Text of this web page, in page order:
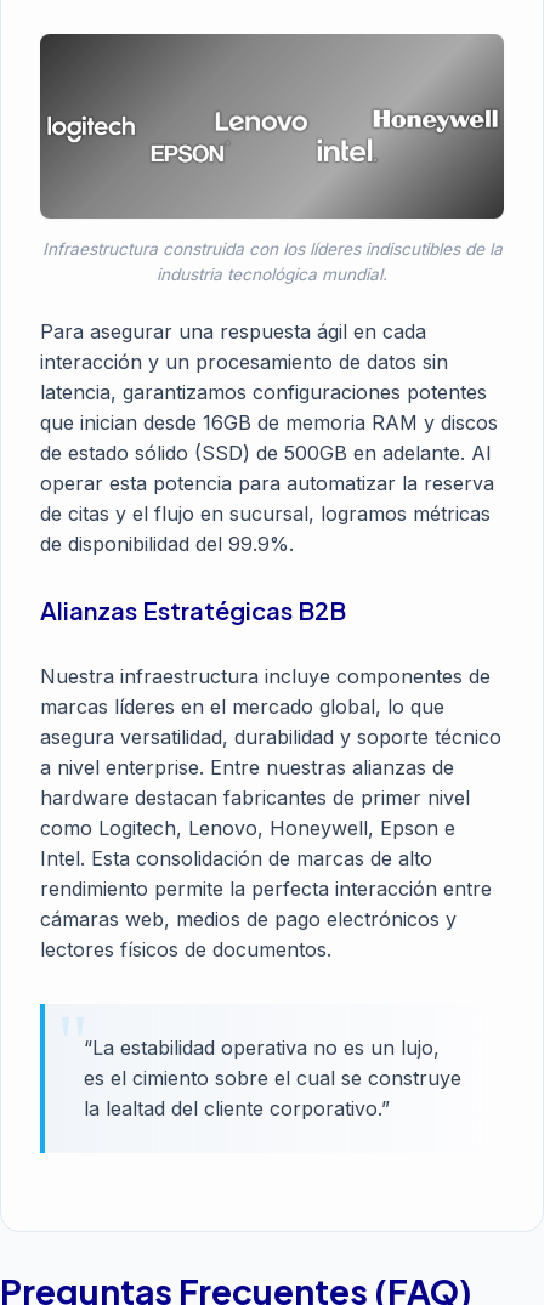
Infraestructura construida con los líderes indiscutibles de la
industria tecnológica mundial.
Para asegurar una respuesta ágil en cada
interacción y un procesamiento de datos sin
latencia, garantizamos configuraciones potentes
que inician desde 16GB de memoria RAM y discos
de estado sólido (SSD) de 500GB en adelante. Al
operar esta potencia para automatizar la reserva
de citas y el flujo en sucursal, logramos métricas
de disponibilidad del 99.9%.
Alianzas Estratégicas B2B
Nuestra infraestructura incluye componentes de
marcas líderes en el mercado global, lo que
asegura versatilidad, durabilidad y soporte técnico
a nivel enterprise. Entre nuestras alianzas de
hardware destacan fabricantes de primer nivel
como Logitech, Lenovo, Honeywell, Epson e
Intel. Esta consolidación de marcas de alto
rendimiento permite la perfecta interacción entre
cámaras web, medios de pago electrónicos y
lectores físicos de documentos.
“La estabilidad operativa no es un lujo,
es el cimiento sobre el cual se construye
la lealtad del cliente corporativo.”
Preguntas Frecuentes (FAQ)